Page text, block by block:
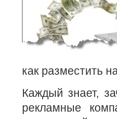
как разместить
Каждый знает,
рекламные